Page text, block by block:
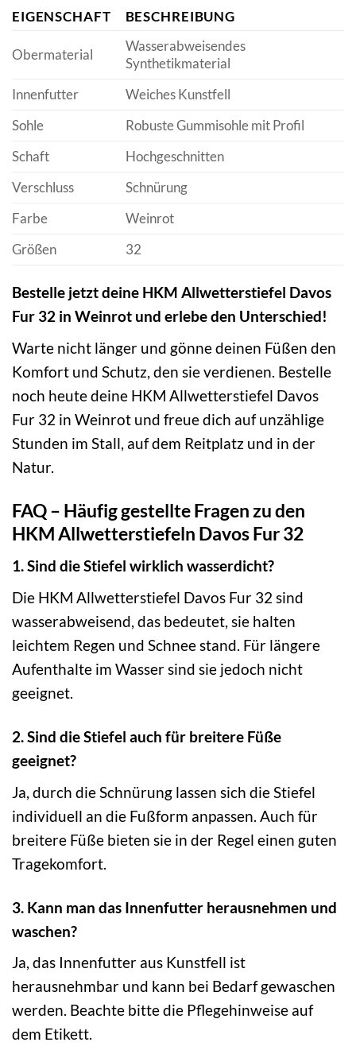
EIGENSCHAFT BESCHREIBUNG
Obermaterial
Wasserabweisendes
Synthetikmaterial
Innenfutter
Weiches Kunstfell
Sohle
Robuste Gummisohle mit Profil
Schaft
Hochgeschnitten
Verschluss
Schnürung
Farbe
Weinrot
Größen
32
Bestelle jetzt deine HKM Allwetterstiefel Davos
Fur 32 in Weinrot und erlebe den Unterschied!
Warte nicht länger und gönne deinen Füßen den
Komfort und Schutz, den sie verdienen. Bestelle
noch heute deine HKM Allwetterstiefel Davos
Fur 32 in Weinrot und freue dich auf unzählige
Stunden im Stall, auf dem Reitplatz und in der
Natur.
FAQ – Häufig gestellte Fragen zu den
HKM Allwetterstiefeln Davos Fur 32
1. Sind die Stiefel wirklich wasserdicht?
Die HKM Allwetterstiefel Davos Fur 32 sind
wasserabweisend, das bedeutet, sie halten
leichtem Regen und Schnee stand. Für längere
Aufenthalte im Wasser sind sie jedoch nicht
geeignet.
2. Sind die Stiefel auch für breitere Füße
geeignet?
Ja, durch die Schnürung lassen sich die Stiefel
individuell an die Fußform anpassen. Auch für
breitere Füße bieten sie in der Regel einen guten
Tragekomfort.
3. Kann man das Innenfutter herausnehmen und
waschen?
Ja, das Innenfutter aus Kunstfell ist
herausnehmbar und kann bei Bedarf gewaschen
werden. Beachte bitte die Pflegehinweise auf
dem Etikett.